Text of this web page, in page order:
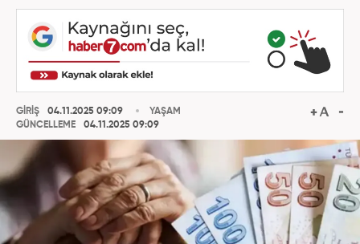
GİRİŞ
04.11.2025 09:09
GÜNCELLEME
04.11.2025 09:09
YAŞAM